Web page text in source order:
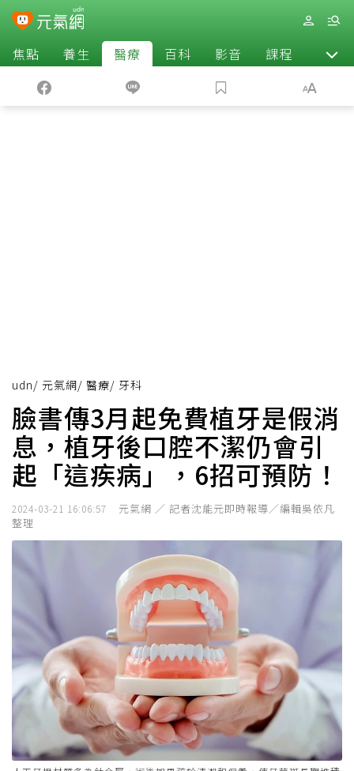
焦點 養生 醫療 百科 影音 課程 退休
udn/ 元氣網/ 醫療/ 牙科
臉書傳3月起免費植牙是假消
息，植牙後口腔不潔仍會引
起「這疾病」，6招可預防！
2024-03-21 16:06:57
元氣網 ／ 記者沈能元即時報導／編輯吳依凡
整理